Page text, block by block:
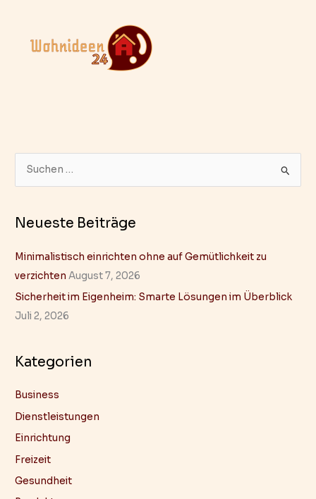
hNeueste Beiträge
Minimalistisch einrichten ohne auf Gemütlichkeit zu
verzichten August 7, 2026
Sicherheit im Eigenheim: Smarte Lösungen im Überblick
Juli 2, 2026
Kategorien
Business
Dienstleistungen
Einrichtung
Freizeit
Gesundheit